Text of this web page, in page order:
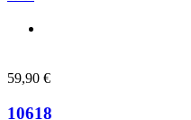
59,90 €
10618